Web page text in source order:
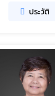
ประวัติ